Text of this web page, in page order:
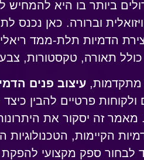
ביותר בו היא להמחיש
וברורה. כאן נכנס
הדמיות תלת-ממד
מתקדמות, עיצוב פנים
ולקוחות פרטיים להבין
מאמר זה יסקור את
הקיימות,